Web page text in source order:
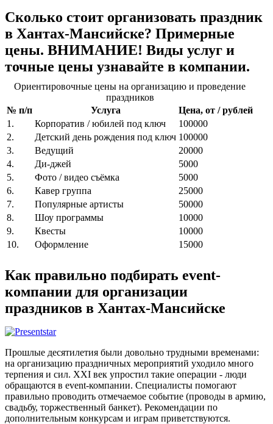
Сколько стоит организовать праздник
в Хантах-Мансийске? Примерные
цены. ВНИМАНИЕ! Виды услуг и
точные цены узнавайте в компании.
Ориентировочные цены на организацию и проведение
праздников
№ п/п
Услуга
Цена, от / рублей
1.
Корпоратив / юбилей под ключ
100000
2.
Детский день рождения под ключ 100000
3.
Ведущий
20000
4.
Ди-джей
5000
5.
Фото / видео съёмка
5000
6.
Кавер группа
25000
7.
Популярные артисты
50000
8.
Шоу программы
10000
9.
Квесты
10000
10.
Оформление 15000
Как правильно подбирать event-
компании для организации
праздников в Хантах-Мансийске
Прошлые десятилетия были довольно трудными временами:
на организацию праздничных мероприятий уходило много
терпения и сил. XXI век упростил такие операции - люди
обращаются в event-компании. Специалисты помогают
правильно проводить отмечаемое событие (проводы в армию,
свадьбу, торжественный банкет). Рекомендации по
дополнительным конкурсам и играм приветствуются.